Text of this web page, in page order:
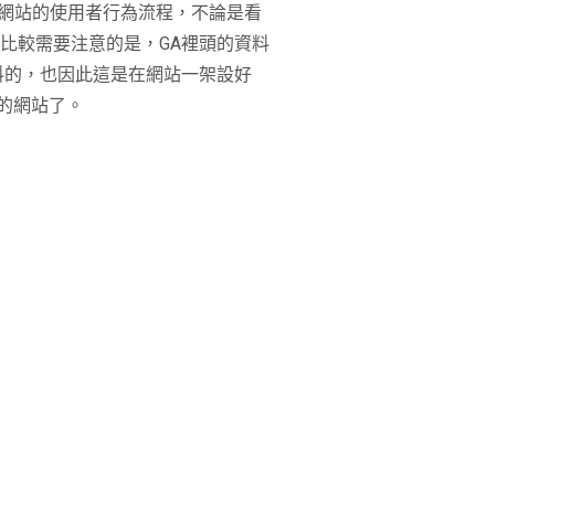
站的使用者行為流程，不論是看
較需要注意的是，GA裡頭的資料
，也因此這是在網站一架設好
網站了。